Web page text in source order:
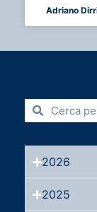
Adriano
2026
2025